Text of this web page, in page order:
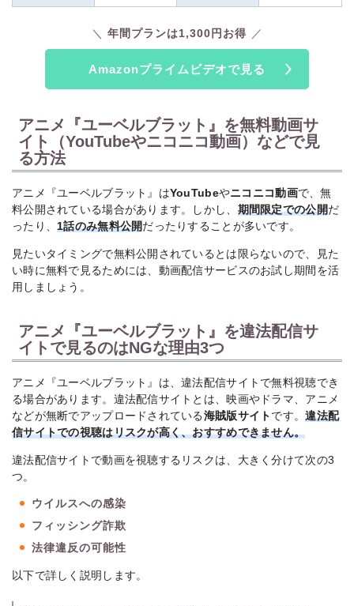
と、1年間で約1,300円の節約になります。2025年4月からは
動画中に広告が表示されるようになります
が、
込）の広告フリーオプションを利用すれば、広告なしで視聴可
中です！まずはお試しで利用してみてください。
年間プランは1,300円お得
Amazonプライムビデオで見る
アニメ『ユーベルブラット』を無料動画サ
イト（YouTubeやニコニコ動画）などで見
る方法
アニメ『ユーベルブラット』はYouTubeやニコニコ動画で、無
料公開されている場合があります。しかし、 期間限定での公開だ
ったり、1話のみ無料公開だったりすることが多いです。
見たいタイミングで無料公開されているとは限らないので、見た
い時に無料で見るためには、動画配信サービスのお試し期間を活
用しましょう。
アニメ『ユーベルブラット』を違法配信サ
イトで見るのはNGな理由3つ
アニメ『ユーベルブラット』は、違法配信サイトで無料視聴でき
る場合があります。違法配信サイトとは、映画やドラマ、アニメ
などが無断でアップロードされている 海賊版サイト です。違法配
信サイトでの視聴はリスクが高く、おすすめできません。
違法配信サイトで動画を視聴するリスクは、大きく分けて次の3
つ。
ウイルスへの感染
フィッシング詐欺
法律違反の可能性
以下で詳しく説明します。